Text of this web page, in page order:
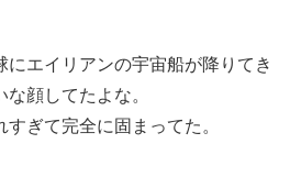
にエイリアンの宇宙船が降りてき
顔してたよな。
ぎて完全に固まってた。